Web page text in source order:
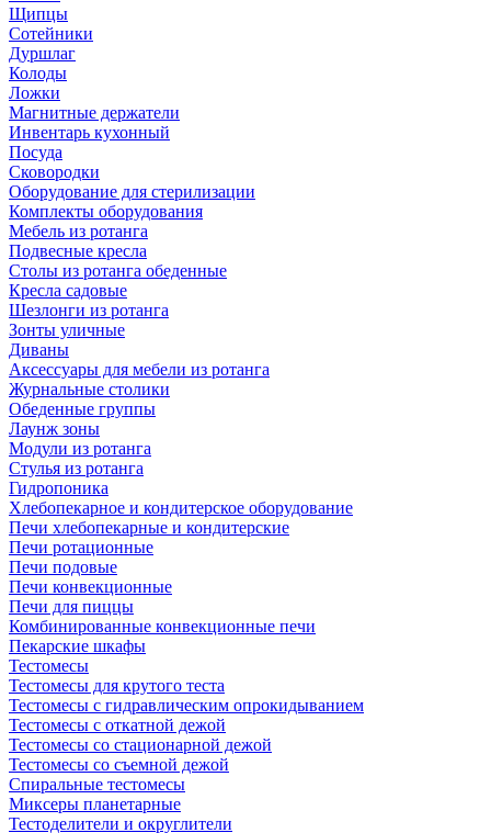
Щипцы
Сотейники
Дуршлаг
Колоды
Ложки
Магнитные держатели
Инвентарь кухонный
Посуда
Сковородки
Оборудование для стерилизации
Комплекты оборудования
Мебель из ротанга
Подвесные кресла
Столы из ротанга обеденные
Кресла садовые
Шезлонги из ротанга
Зонты уличные
Диваны
Аксессуары для мебели из ротанга
Журнальные столики
Обеденные группы
Лаунж зоны
Модули из ротанга
Стулья из ротанга
Гидропоника
Хлебопекарное и кондитерское оборудование
Печи хлебопекарные и кондитерские
Печи ротационные
Печи подовые
Печи конвекционные
Печи для пиццы
Комбинированные конвекционные печи
Пекарские шкафы
Тестомесы
Тестомесы для крутого теста
Тестомесы с гидравлическим опрокидыванием
Тестомесы с откатной дежой
Тестомесы со стационарной дежой
Тестомесы со съемной дежой
Спиральные тестомесы
Миксеры планетарные
Тестоделители и округлители